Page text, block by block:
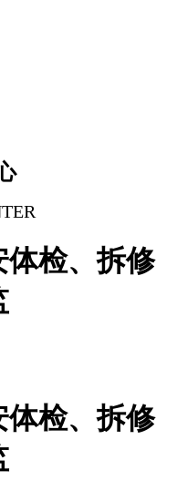
检、拆修
检、拆修